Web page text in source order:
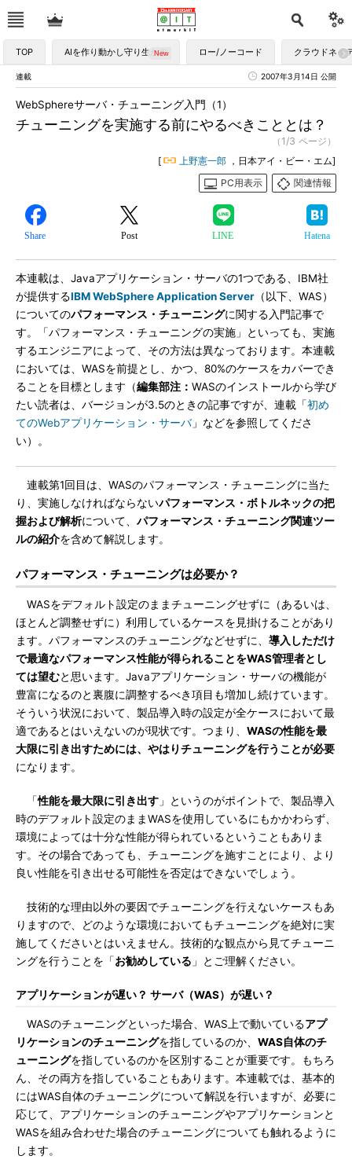
TOP AIを作り動かし守り生かす ロー/ノーコード クラウドネイ
連載 2007年3月14日 公開
チューニングを実施する前にやるべきこととは？
WebSphereサーバ・チューニング入門（1）
（1/3 ページ）
[
上野憲一郎 ，日本アイ・ビー・エム]
PC用表示
関連情報
Share Post LINE Hatena
本連載は、Javaアプリケーション・サーバの1つである、IBM社
が提供するIBM WebSphere Application Server （以下、WAS）
についてのパフォーマンス・チューニングに関する入門記事で
す。「パフォーマンス・チューニングの実施」といっても、実施
するエンジニアによって、その方法は異なっております。本連載
においては、WASを前提とし、かつ、80%のケースをカバーでき
ることを目標とします（編集部注： WASのインストールから学び
たい読者は、バージョンが3.5のときの記事ですが、連載「初め
てのWebアプリケーション・サーバ」などを参照してくださ
い）。
連載第1回目は、WASのパフォーマンス・チューニングに当た
り、実施しなければならないパフォーマンス・ボトルネックの把
握および解析について、 パフォーマンス・チューニング関連ツー
ルの紹介を含めて解説します。
パフォーマンス・チューニングは必要か？
WASをデフォルト設定のままチューニングせずに（あるいは、
ほとんど調整せずに）利用しているケースを見掛けることがあり
ます。パフォーマンスのチューニングなどせずに、 導入しただけ
で最適なパフォーマンス性能が得られることをWAS管理者とし
ては望むと思います。Javaアプリケーション・サーバの機能が
豊富になるのと裏腹に調整するべき項目も増加し続けています。
そういう状況において、製品導入時の設定が全ケースにおいて最
適であるとはいえないのが現状です。つまり、 WASの性能を最
大限に引き出すためには、やはりチューニングを行うことが必要
になります。
「性能を最大限に引き出す 」というのがポイントで、製品導入
時のデフォルト設定のままWASを使用しているにもかかわらず、
環境によっては十分な性能が得られているということもありま
す。その場合であっても、チューニングを施すことにより、より
良い性能を引き出せる可能性を否定はできないでしょう。
技術的な理由以外の要因でチューニングを行えないケースもあ
りますので、どのような環境においてもチューニングを絶対に実
施してくださいとはいえません。技術的な観点から見てチューニ
ングを行うことを「お勧めしている 」とご理解ください。
アプリケーションが遅い？ サーバ（WAS）が遅い？
WASのチューニングといった場合、WAS上で動いているアプ
リケーションのチューニングを指しているのか、 WAS自体のチ
ューニングを指しているのかを区別することが重要です。もちろ
ん、その両方を指していることもあります。本連載では、基本的
にはWAS自体のチューニングについて解説を行いますが、必要に
応じて、アプリケーションのチューニングやアプリケーションと
WASを組み合わせた場合のチューニングについても触れるように
します。